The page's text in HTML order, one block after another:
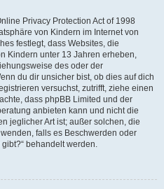
Privacy Protection Act of 1998
von Kindern im Internet von
festlegt, dass Websites, die
Kindern unter 13 Jahren erheben,
des oder der
du dir unsicher bist, ob dies auf dich
versuchst, zutrifft, ziehe einen
dass phpBB Limited und der
anbieten kann und nicht die
jeglicher Art ist; außer solchen, die
falls es Beschwerden oder
behandelt werden.